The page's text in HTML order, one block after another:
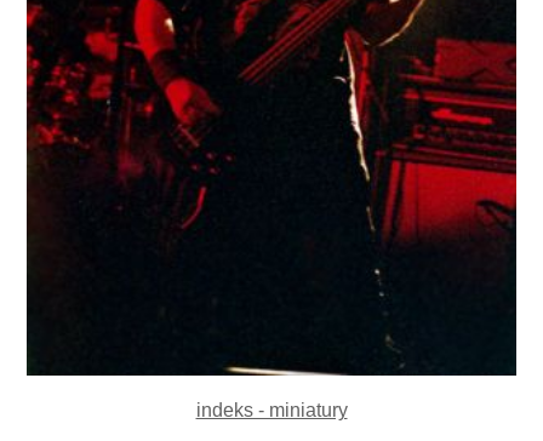
indeks - miniatury